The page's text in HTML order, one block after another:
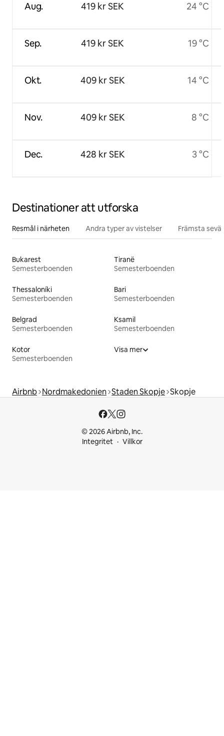
Aug.
Sep.
Okt.
Nov.
Dec.
419 kr SEK
419 kr SEK
409 kr SEK
409 kr SEK
428 kr SEK
24 °C
19 °C
14 °C
8 °C
3 °C
Destinationer att utforska
Resmål i närheten Andra typer av vistelser Främsta
Bukarest
Semesterboenden
Tiranë
Semesterboenden
Thessaloníki
Semesterboenden
Bari
Semesterboenden
Belgrad
Semesterboenden
Ksamil
Semesterboenden
Kotor
Semesterboenden
Visa mer
Airbnb Nordmakedonien Staden Skopje Skopje
© 2026 Airbnb, Inc.
Integritet
Villkor